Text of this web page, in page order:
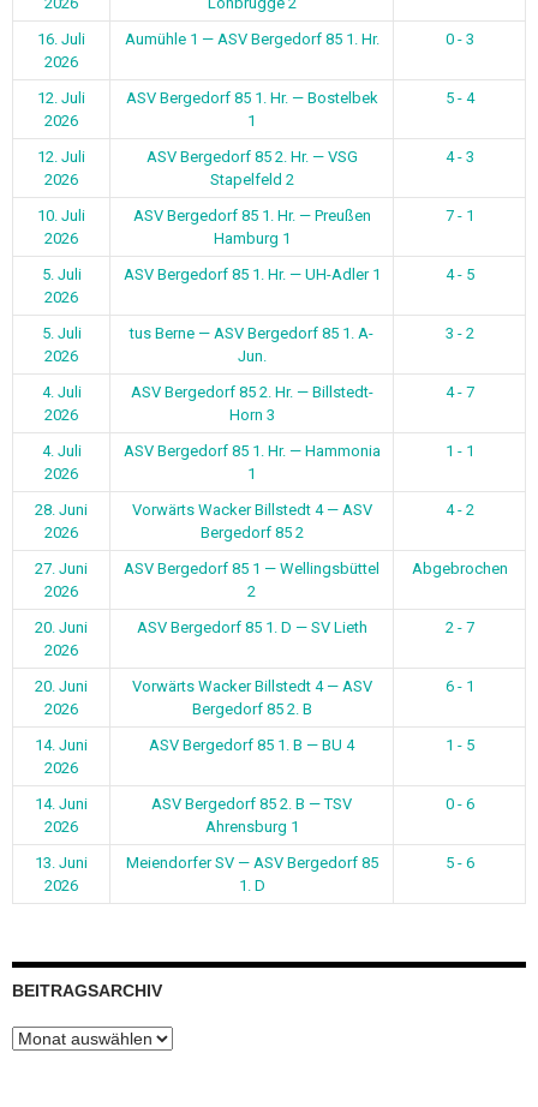
16. Juli
2026
Aumühle 1 — ASV Bergedorf 85 1. Hr. 0 - 3
12. Juli
2026
ASV Bergedorf 85 1. Hr. — Bostelbek
1
5 - 4
12. Juli
2026
ASV Bergedorf 85 2. Hr. — VSG
Stapelfeld 2
4 - 3
10. Juli
2026
ASV Bergedorf 85 1. Hr. — Preußen
Hamburg 1
7 - 1
5. Juli
2026
ASV Bergedorf 85 1. Hr. — UH-Adler 1 4 - 5
5. Juli
2026
tus Berne — ASV Bergedorf 85 1. A-
Jun.
3 - 2
4. Juli
2026
ASV Bergedorf 85 2. Hr. — Billstedt-
Horn 3
4 - 7
4. Juli
2026
ASV Bergedorf 85 1. Hr. — Hammonia
1
1 - 1
28. Juni
2026
Vorwärts Wacker Billstedt 4 — ASV
Bergedorf 85 2
4 - 2
27. Juni
2026
ASV Bergedorf 85 1 — Wellingsbüttel
2
Abgebrochen
20. Juni
2026
ASV Bergedorf 85 1. D — SV Lieth 2 - 7
20. Juni
2026
Vorwärts Wacker Billstedt 4 — ASV
Bergedorf 85 2. B
6 - 1
14. Juni
2026
ASV Bergedorf 85 1. B — BU 4 1 - 5
14. Juni
2026
ASV Bergedorf 85 2. B — TSV
Ahrensburg 1
0 - 6
13. Juni
2026
Meiendorfer SV — ASV Bergedorf 85
1. D
5 - 6
BEITRAGSARCHIV
Beitragsarchiv